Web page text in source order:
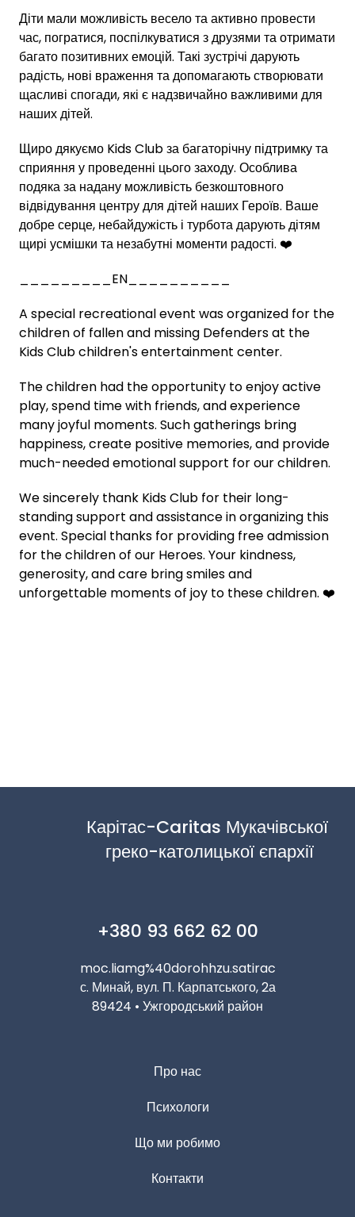
Діти мали можливість весело та активно провести
час, погратися, поспілкуватися з друзями та отримати
багато позитивних емоцій. Такі зустрічі дарують
радість, нові враження та допомагають створювати
щасливі спогади, які є надзвичайно важливими для
наших дітей.
Щиро дякуємо Kids Club за багаторічну підтримку та
сприяння у проведенні цього заходу. Особлива
подяка за надану можливість безкоштовного
відвідування центру для дітей наших Героїв. Ваше
добре серце, небайдужість і турбота дарують дітям
щирі усмішки та незабутні моменти радості. ❤️
_________EN__________
A special recreational event was organized for the
children of fallen and missing Defenders at the
Kids Club children's entertainment center.
The children had the opportunity to enjoy active
play, spend time with friends, and experience
many joyful moments. Such gatherings bring
happiness, create positive memories, and provide
much-needed emotional support for our children.
We sincerely thank Kids Club for their long-
standing support and assistance in organizing this
event. Special thanks for providing free admission
for the children of our Heroes. Your kindness,
generosity, and care bring smiles and
unforgettable moments of joy to these children. ❤️
Карітас-Caritas Мукачівської
греко-католицької єпархії
+380 93 662 62 00
moc.liamg%40dorohhzu.satirac
с. Минай, вул. П. Карпатського, 2а
89424 • Ужгородський район
Про нас
Психологи
Що ми робимо
Контакти